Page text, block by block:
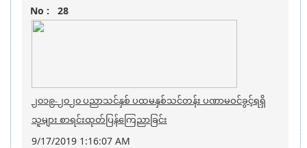
28
၂၀၁၉-၂၀၂၀ ပညာသင်နှစ် ပထမနှစ်သင်တန်း ပဏာမဝင်ခွင့်ရရှိ
သူများ စာရင်းထုတ်ပြန်ကြေညာခြင်း
9/17/2019 1:16:07 AM